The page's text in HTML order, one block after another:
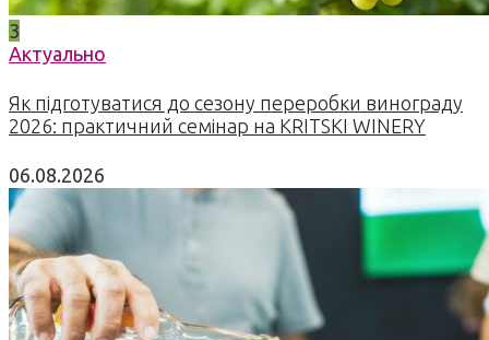
3
Актуально
Як підготуватися до сезону переробки винограду
2026: практичний семінар на KRITSKI WINERY
06.08.2026